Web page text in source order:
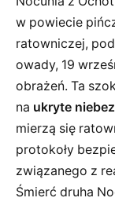
w powiecie
ratowniczej,
owady, 19
obrażeń. Ta
na ukryte
mierzą się
protokoły
związanego z
Śmierć druha